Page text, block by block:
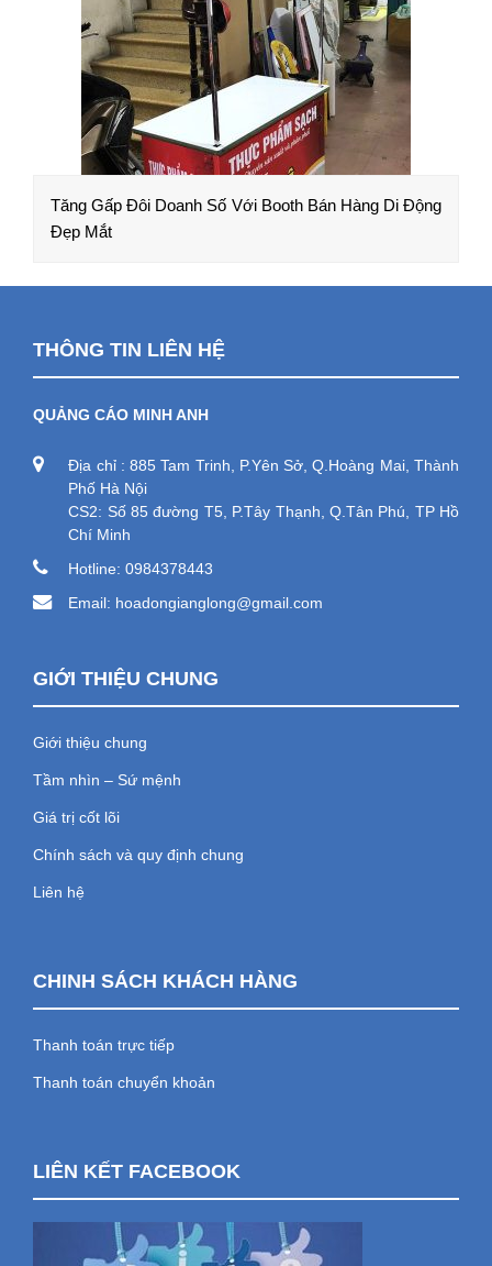
Tăng Gấp Đôi Doanh Số Với Booth Bán Hàng Di Động
Đẹp Mắt
THÔNG TIN LIÊN HỆ
QUẢNG CÁO MINH ANH
Địa chỉ : 885 Tam Trinh, P.Yên Sở, Q.Hoàng Mai, Thành
Phố Hà Nội
CS2: Số 85 đường T5, P.Tây Thạnh, Q.Tân Phú, TP Hồ
Chí Minh
Hotline: 0984378443
Email: hoadongianglong@gmail.com
GIỚI THIỆU CHUNG
Giới thiệu chung
Tầm nhìn – Sứ mệnh
Giá trị cốt lõi
Chính sách và quy định chung
Liên hệ
CHINH SÁCH KHÁCH HÀNG
Thanh toán trực tiếp
Thanh toán chuyển khoản
LIÊN KẾT FACEBOOK